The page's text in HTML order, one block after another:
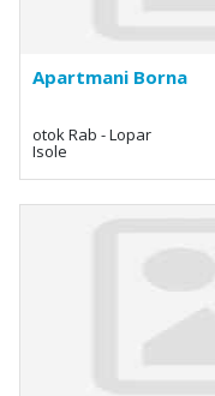
Apartmani Borna
otok Rab - Lopar
Isole